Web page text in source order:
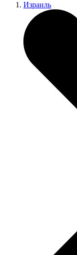
Израиль